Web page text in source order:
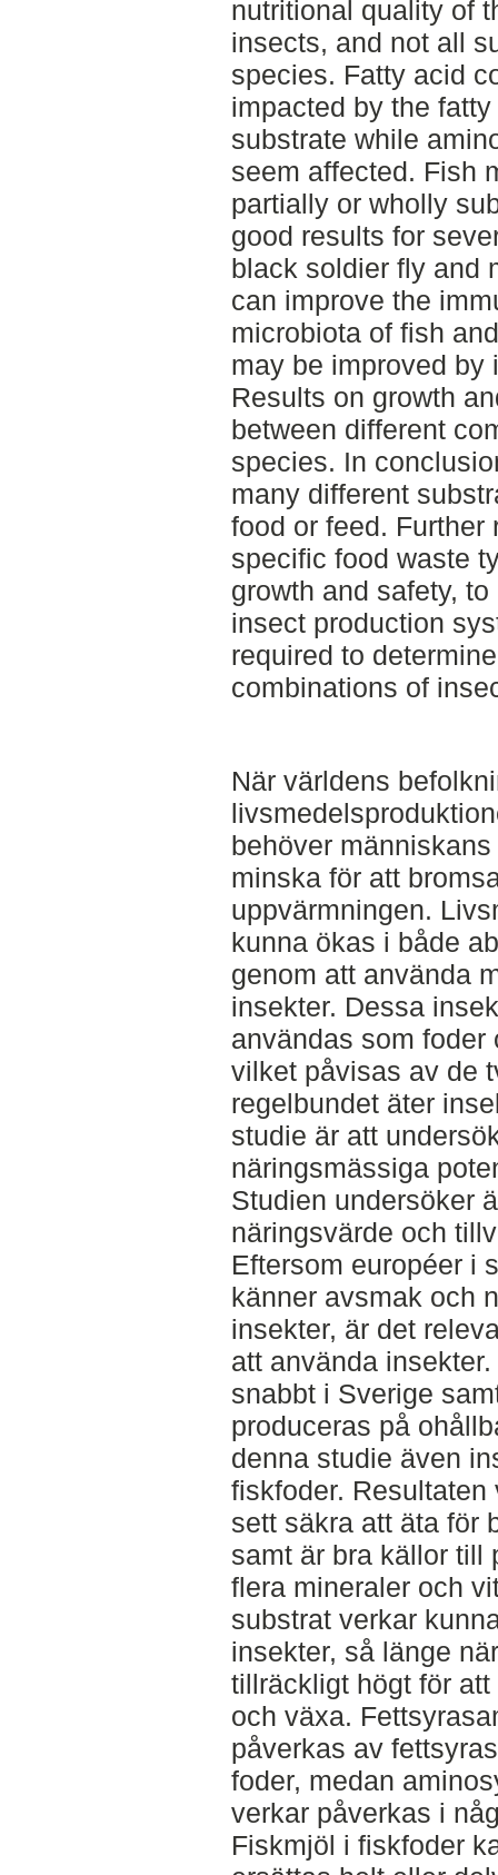
nutritional quality of
insects, and not all
species. Fatty acid
impacted by the
substrate while
seem affected. Fish
partially or wholly
good results for
black soldier fly and
can improve the
microbiota of fish
may be improved by
Results on growth
between different
species. In
many different
food or feed. Further
specific food waste
growth and safety,
insect production
required to
combinations of
När världens
behöver
minska för att
uppvärmningen.
kunna ökas i både
genom att använda
insekter. Dessa
användas som foder
vilket påvisas av de
regelbundet äter
studie är att
näringsmässiga
Studien undersöker
näringsvärde och
Eftersom européer i
känner avsmak och
insekter, är det
att använda
snabbt i Sverige
produceras på
denna studie även
fiskfoder.
sett säkra att äta för
samt är bra källor till
flera mineraler och
substrat verkar
insekter, så länge
tillräckligt högt för
och växa.
påverkas av
foder, medan
verkar påverkas i
Fiskmjöl i fiskfoder